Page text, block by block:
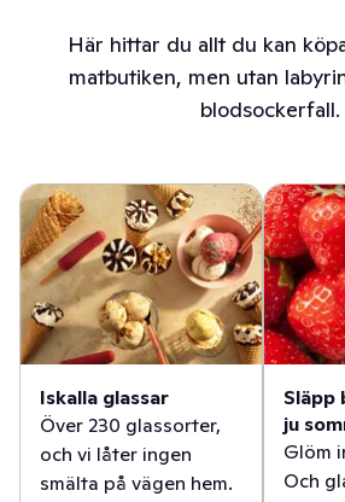
Här hittar du allt du kan
matbutiken, men utan
blodsockerfall.
Iskalla glassar
Över 230 glassorter,
och vi låter ingen
smälta på vägen hem.
Släpp
ju
Glöm
Och